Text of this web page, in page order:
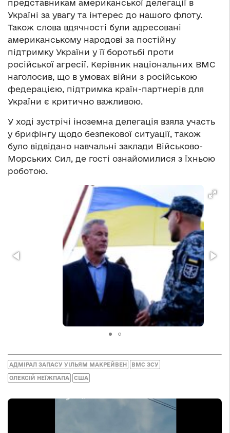
представникам американської делегації в
Україні за увагу та інтерес до нашого флоту.
Також слова вдячності були адресовані
американському народові за постійну
підтримку України у її боротьбі проти
російської агресії. Керівник національних ВМС
наголосив, що в умовах війни з російською
федерацією, підтримка країн-партнерів для
України є критично важливою.
У ході зустрічі іноземна делегація взяла участь
у брифінгу щодо безпекової ситуації, також
було відвідано навчальні заклади Військово-
Морських Сил, де гості ознайомилися з їхньою
роботою.
АДМІРАЛ ЗАПАСУ УІЛЬЯМ МАКРЕЙВЕН ВМС ЗСУ
ОЛЕКСІЙ НЕЇЖПАПА США